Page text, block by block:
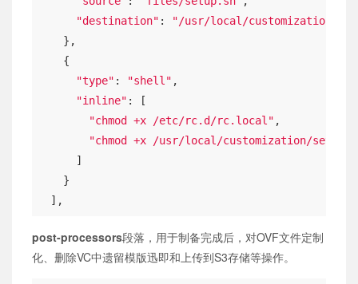
"destination" :
"/usr/local/customization/
    },
    {
"type" : "shell" ,
"inline" : [
"chmod +x /etc/rc.d/rc.local" ,
"chmod +x /usr/local/customization/
      ]
    }
  ],
post-processors段落，用于制备完成后，对OVF文件定制
化、删除VC中遗留模版迅即和上传到S3存储等操作。